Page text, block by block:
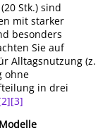
(20 Stk.) sind
mit starker
besonders
Sie auf
Alltagsnutzung (z.
ohne
in drei
[3]